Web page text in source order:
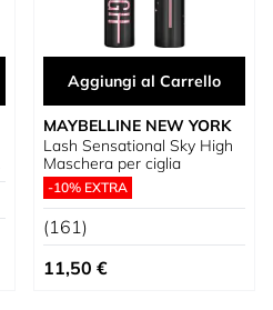
Aggiungi al Carrello
MAYBELLINE NEW YORK
Lash Sensational Sky High
Maschera per ciglia
-10% EXTRA
(161)
11,50 €